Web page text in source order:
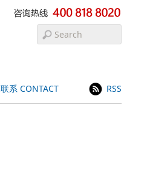
联系 CONTACT RSS